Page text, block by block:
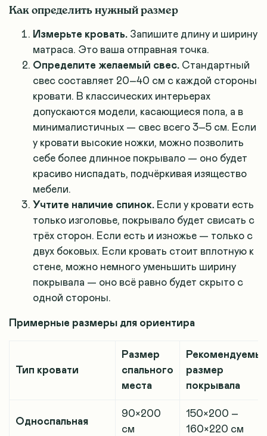
Как определить нужный размер
Измерьте кровать. Запишите длину и ширину
матраса. Это ваша отправная точка.
Определите желаемый свес. Стандартный
свес составляет 20–40 см с каждой стороны
кровати. В классических интерьерах
допускаются модели, касающиеся пола, а в
минималистичных — свес всего 3–5 см. Если
у кровати высокие ножки, можно позволить
себе более длинное покрывало — оно будет
красиво ниспадать, подчёркивая изящество
мебели.
Учтите наличие спинок. Если у кровати есть
только изголовье, покрывало будет свисать с
трёх сторон. Если есть и изножье — только с
двух боковых. Если кровать стоит вплотную к
стене, можно немного уменьшить ширину
покрывала — оно всё равно будет скрыто с
одной стороны.
Примерные размеры для ориентира
Тип кровати
Размер
спального
места
размер
покрывала
Односпальная
90×200
см
150×200 –
160×220 см